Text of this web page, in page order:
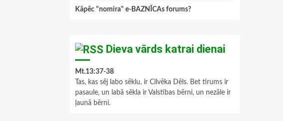
Kāpēc "nomira" e-BAZNĪCAs forums?
Dieva vārds katrai dienai
Mt.13:37-38
Tas, kas sēj labo sēklu, ir Cilvēka Dēls. Bet tīrums ir
pasaule, un labā sēkla ir Valstības bērni, un nezāle ir
ļaunā bērni.